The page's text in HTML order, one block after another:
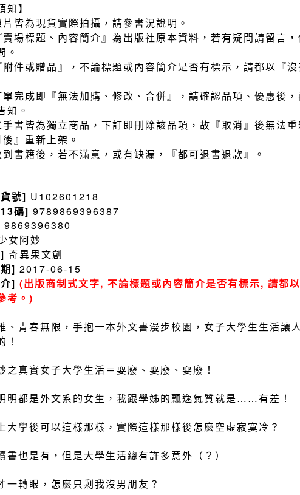
知】
片皆為現貨實際拍攝，請參書況說明。
賣場標題、內容簡介』為出版社原本資料，若有疑問請留言
。
附件或贈品』，不論標題或內容簡介是否有標示，請都以『
單完成即『無法加購、修改、合併』，請確認品項、優惠後
知。
手書皆為獨立商品，下訂即刪除該品項，故『取消』後無法
後』重新上架。
到書籍後，若不滿意，或有缺漏，『都可退書退款』。
號] U102601218
碼] 9789869396387
9869396380
女阿妙
奇異果文創
] 2017-06-15
] (出版商制式文字, 不論標題或內容簡介是否有標示, 請都
考。)
、青春無限，手抱一本外文書漫步校園，女子大學生生活
！
之真實女子大學生活＝耍廢、耍廢、耍廢！
明都是外文系的女生，我跟學姊的飄逸氣質就是……有差！
大學後可以這樣那樣，實際這樣那樣後怎麼空虛寂寞冷？
也是有，但是大學生活總有許多意外（？）
一轉眼，怎麼只剩我沒男朋友？